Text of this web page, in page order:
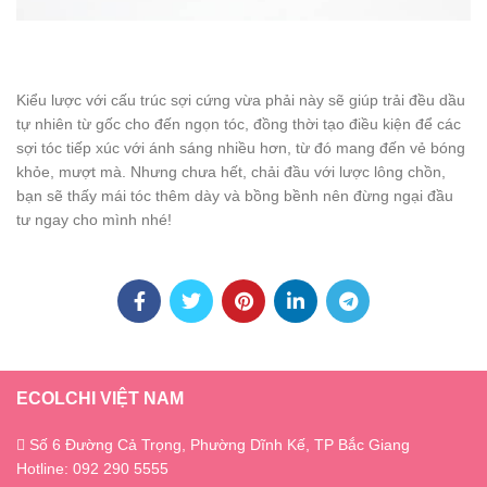
Kiểu lược với cấu trúc sợi cứng vừa phải này sẽ giúp trải đều dầu
tự nhiên từ gốc cho đến ngọn tóc, đồng thời tạo điều kiện để các
sợi tóc tiếp xúc với ánh sáng nhiều hơn, từ đó mang đến vẻ bóng
khỏe, mượt mà. Nhưng chưa hết, chải đầu với lược lông chồn,
bạn sẽ thấy mái tóc thêm dày và bồng bềnh nên đừng ngại đầu
tư ngay cho mình nhé!
ECOLCHI VIỆT NAM
Số 6 Đường Cả Trọng, Phường Dĩnh Kế, TP Bắc Giang
Hotline: 092 290 5555